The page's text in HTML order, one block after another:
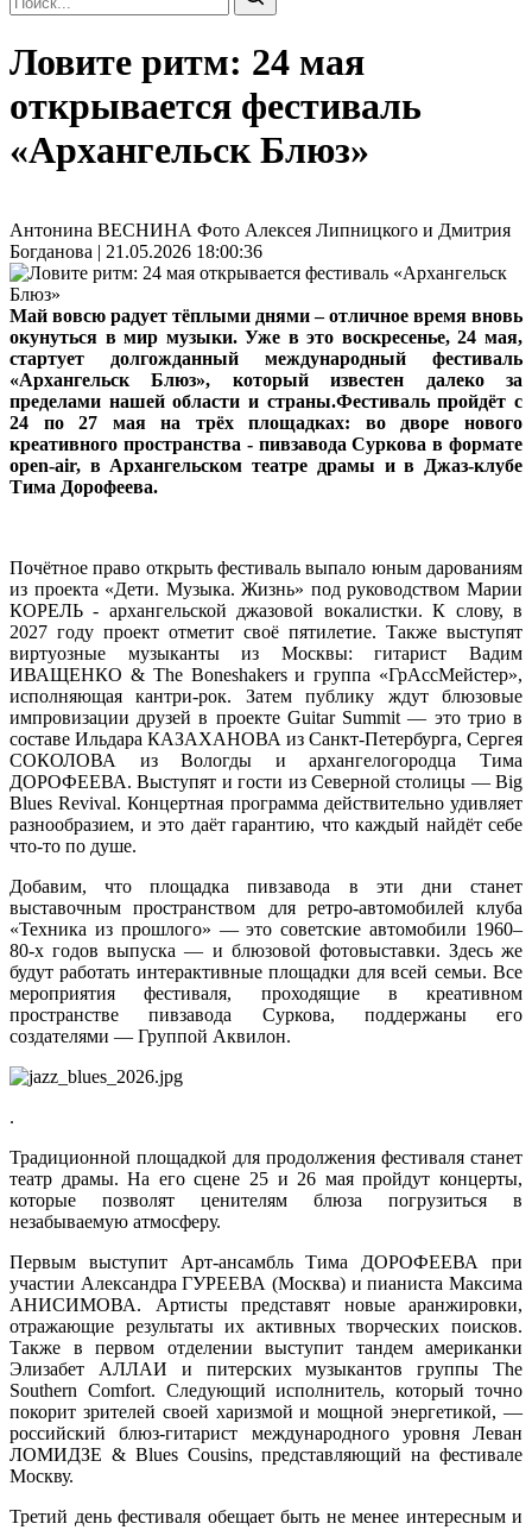
Ловите ритм: 24 мая
открывается фестиваль
«Архангельск Блюз»
Антонина ВЕСНИНА Фото Алексея Липницкого и Дмитрия
Богданова | 21.05.2026 18:00:36
Май вовсю радует тёплыми днями – отличное время вновь
окунуться в мир музыки. Уже в это воскресенье, 24 мая,
стартует долгожданный международный фестиваль
«Архангельск Блюз», который известен далеко за
пределами нашей области и страны.Фестиваль пройдёт с
24 по 27 мая на трёх площадках: во дворе нового
креативного пространства - пивзавода Суркова в формате
open-air, в Архангельском театре драмы и в Джаз-клубе
Тима Дорофеева.
Почётное право открыть фестиваль выпало юным дарованиям
из проекта «Дети. Музыка. Жизнь» под руководством Марии
КОРЕЛЬ - архангельской джазовой вокалистки. К слову, в
2027 году проект отметит своё пятилетие. Также выступят
виртуозные музыканты из Москвы: гитарист Вадим
ИВАЩЕНКО & The Boneshakers и группа «ГрАссМейстер»,
исполняющая кантри-рок. Затем публику ждут блюзовые
импровизации друзей в проекте Guitar Summit — это трио в
составе Ильдара КАЗАХАНОВА из Санкт-Петербурга, Сергея
СОКОЛОВА из Вологды и архангелогородца Тима
ДОРОФЕЕВА. Выступят и гости из Северной столицы — Big
Blues Revival. Концертная программа действительно удивляет
разнообразием, и это даёт гарантию, что каждый найдёт себе
что-то по душе.
Добавим, что площадка пивзавода в эти дни станет
выставочным пространством для ретро-автомобилей клуба
«Техника из прошлого» — это советские автомобили 1960–
80-х годов выпуска — и блюзовой фотовыставки. Здесь же
будут работать интерактивные площадки для всей семьи. Все
мероприятия фестиваля, проходящие в креативном
пространстве пивзавода Суркова, поддержаны его
создателями — Группой Аквилон.
.
Традиционной площадкой для продолжения фестиваля станет
театр драмы. На его сцене 25 и 26 мая пройдут концерты,
которые позволят ценителям блюза погрузиться в
незабываемую атмосферу.
Первым выступит Арт-ансамбль Тима ДОРОФЕЕВА при
участии Александра ГУРЕЕВА (Москва) и пианиста Максима
АНИСИМОВА. Артисты представят новые аранжировки,
отражающие результаты их активных творческих поисков.
Также в первом отделении выступит тандем американки
Элизабет АЛЛАИ и питерских музыкантов группы The
Southern Comfort. Следующий исполнитель, который точно
покорит зрителей своей харизмой и мощной энергетикой, —
российский блюз-гитарист международного уровня Леван
ЛОМИДЗЕ & Blues Cousins, представляющий на фестивале
Москву.
Третий день фестиваля обещает быть не менее интересным и